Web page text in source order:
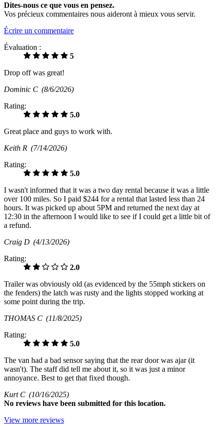
Dites-nous ce que vous en pensez.
Vos précieux commentaires nous aideront à mieux vous servir.
Écrire un commentaire
Évaluation :
5
Drop off was great!
Dominic C (8/6/2026)
Rating:
5.0
Great place and guys to work with.
Keith R (7/14/2026)
Rating:
5.0
I wasn't informed that it was a two day rental because it was a little
over 100 miles. So I paid $244 for a rental that lasted less than 24
hours. It was picked up about 5PM and returned the next day at
12:30 in the afternoon I would like to see if I could get a little bit of
a refund.
Craig D (4/13/2026)
Rating:
2.0
Trailer was obviously old (as evidenced by the 55mph stickers on
the fenders) the latch was rusty and the lights stopped working at
some point during the trip.
THOMAS C (11/8/2025)
Rating:
5.0
The van had a bad sensor saying that the rear door was ajar (it
wasn't). The staff did tell me about it, so it was just a minor
annoyance. Best to get that fixed though.
Kurt C (10/16/2025)
No reviews have been submitted for this location.
View more reviews